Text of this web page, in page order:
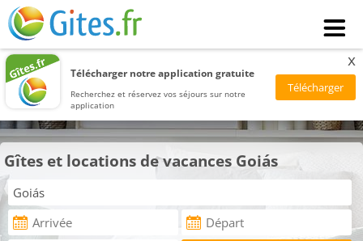
Télécharger notre application gratuite
Recherchez et réservez vos séjours sur notre
application
x
Gîtes et locations de vacances Goiás